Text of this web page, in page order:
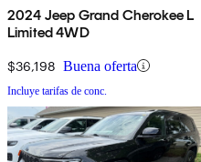
2024 Jeep Grand Cherokee L
Limited 4WD
$36,198 Buena oferta
Incluye tarifas de conc.